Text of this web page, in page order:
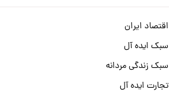
اقتصاد ایران
سبک ایده آل
سبک زندگی مردانه
تجارت ایده آل